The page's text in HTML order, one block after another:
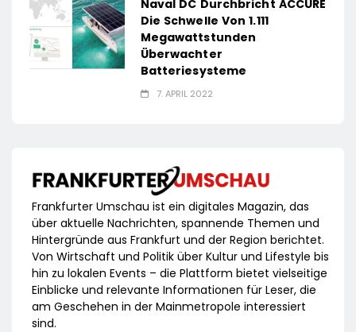
Naval DC Durchbricht ACCURE
Die Schwelle Von 1.111
Megawattstunden
Überwachter
Batteriesysteme
7. APRIL 2022
Frankfurter Umschau ist ein digitales Magazin, das
über aktuelle Nachrichten, spannende Themen und
Hintergründe aus Frankfurt und der Region berichtet.
Von Wirtschaft und Politik über Kultur und Lifestyle bis
hin zu lokalen Events – die Plattform bietet vielseitige
Einblicke und relevante Informationen für Leser, die
am Geschehen in der Mainmetropole interessiert
sind.